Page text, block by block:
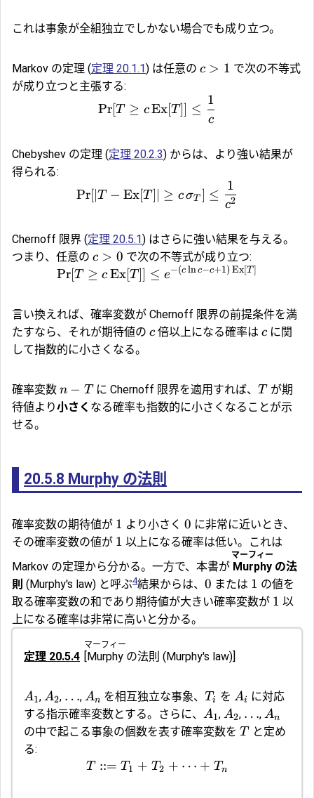
これは事象が全組独立でしかない場合でも成り立つ。
Markov の定理 (定理 20.1.1) は任意の c > 1 で次の不等式
が成り立つと主張する:
Pr[T ≥ cEx[T ]] ≤
c
1
Chebyshev の定理 (定理 20.2.3) からは、より強い結果が
得られる:
Pr[∣ T − Ex[T] ≥ cσT ] ≤
c2
1
Chernoff 限界 (定理 20.5.1) はさらに強い結果を与える。
つまり、任意の c > 0 で次の不等式が成り立つ:
Pr[T ≥ c Ex[T ]] ≤ e−(c ln c−c+1) Ex[ T ]
言い換えれば、確率変数が Chernoff 限界の前提条件を満
たすなら、それが期待値の c 倍以上になる確率は c に関
して指数的に小さくなる。
確率変数 n − T に Chernoff 限界を適用すれば、T が期
待値より小さく なる確率も指数的に小さくなることが示
せる。
20.5.8 Murphy の法則
確率変数の期待値が 1 より小さく 0 に非常に近いとき、
その確率変数の値が 1 以上になる確率は低い。これは
Markov の定理から分かる。一方で、本書が Murphy
マーフィー
の法
則 (Murphy's law) と呼ぶ4結果からは、 0 または 1 の値を
取る確率変数の和であり期待値が大きい確率変数が 1 以
上になる確率は非常に高いと分かる。
定理 20.5.4 [Murphy
マーフィー
の法則 (Murphy's law)]
A1, A2, …, An を相互独立な事象、 Ti を Ai
に対応
する指示確率変数とする。さらに、 A1, A2, …, An
の中で起こる事象の個数を表す確率変数を T と定め
る:
T ::= T1 + T2 + ⋯ + Tn